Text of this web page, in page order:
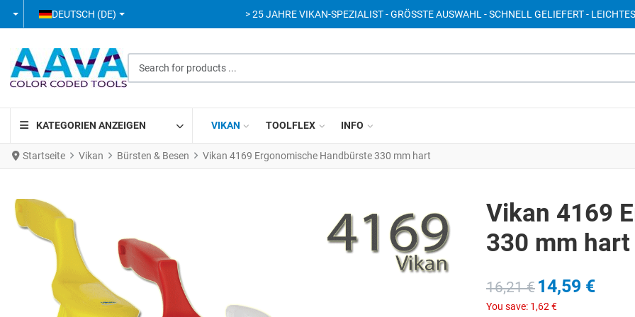
SPRACHE AUSWÄHLEN
DEUTSCH (DE) > 25 JAHRE VIKAN-SPEZIALIST - GRÖSSTE AUSWAHL - SCHNELL GELIEFERT -
KATEGORIEN ANZEIGEN VIKAN TOOLFLEX INFO
Startseite Vikan Bürsten & Besen Vikan 4169 Ergonomische Handbürste 330 mm hart
Vikan 4169
330 mm hart
16,21 € 14,59 €
You save: 1,62 €